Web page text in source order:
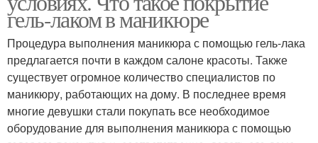
гель-лаком в маникюре
Процедура выполнения маникюра с помощью гель-лака
предлагается почти в каждом салоне красоты. Также
существует огромное количество специалистов по
маникюру, работающих на дому. В последнее время
многие девушки стали покупать все необходимое
оборудование для выполнения маникюра с помощью